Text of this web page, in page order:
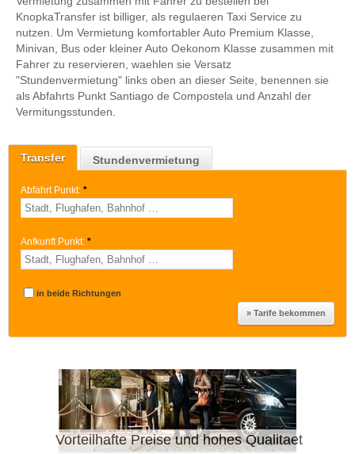
Transfer Stundenvermietung
Abfahrt Punkt: *
Anfkunft Punkt: *
in beide Richtungen
Vorteilhafte Preise und hohes Qualitaet
KnopkaTransfer ist billiger, als regulaeren Taxi Service zu
nutzen. Um Vermietung komfortabler Auto Premium Klasse,
Minivan, Bus oder kleiner Auto Oekonom Klasse zusammen mit
Fahrer zu reservieren, waehlen sie Versatz
"Stundenvermietung" links oben an dieser Seite, benennen sie
als Abfahrts Punkt Santiago de Compostela und Anzahl der
Vermitungsstunden.